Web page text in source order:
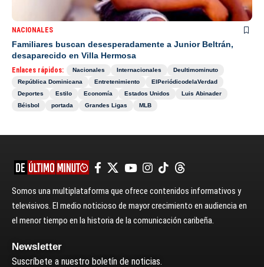
NACIONALES
Familiares buscan desesperadamente a Junior Beltrán,
desaparecido en Villa Hermosa
Enlaces rápidos: Nacionales Internacionales
Deultimominuto
República Dominicana
Entretenimiento
ElPeriódicodelaVerdad
Deportes
Estilo Economía Estados Unidos
Luis Abinader
Béisbol
portada Grandes Ligas MLB
Somos una multiplataforma que ofrece contenidos informativos y
televisivos. El medio noticioso de mayor crecimiento en audiencia en
el menor tiempo en la historia de la comunicación caribeña.
Newsletter
Suscríbete a nuestro boletín de noticias.